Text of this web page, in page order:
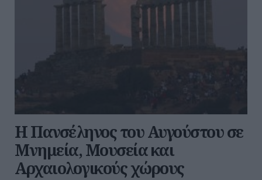
Η Πανσέληνος του Αυγούστου σε
Μνημεία, Μουσεία και
Αρχαιολογικούς χώρους